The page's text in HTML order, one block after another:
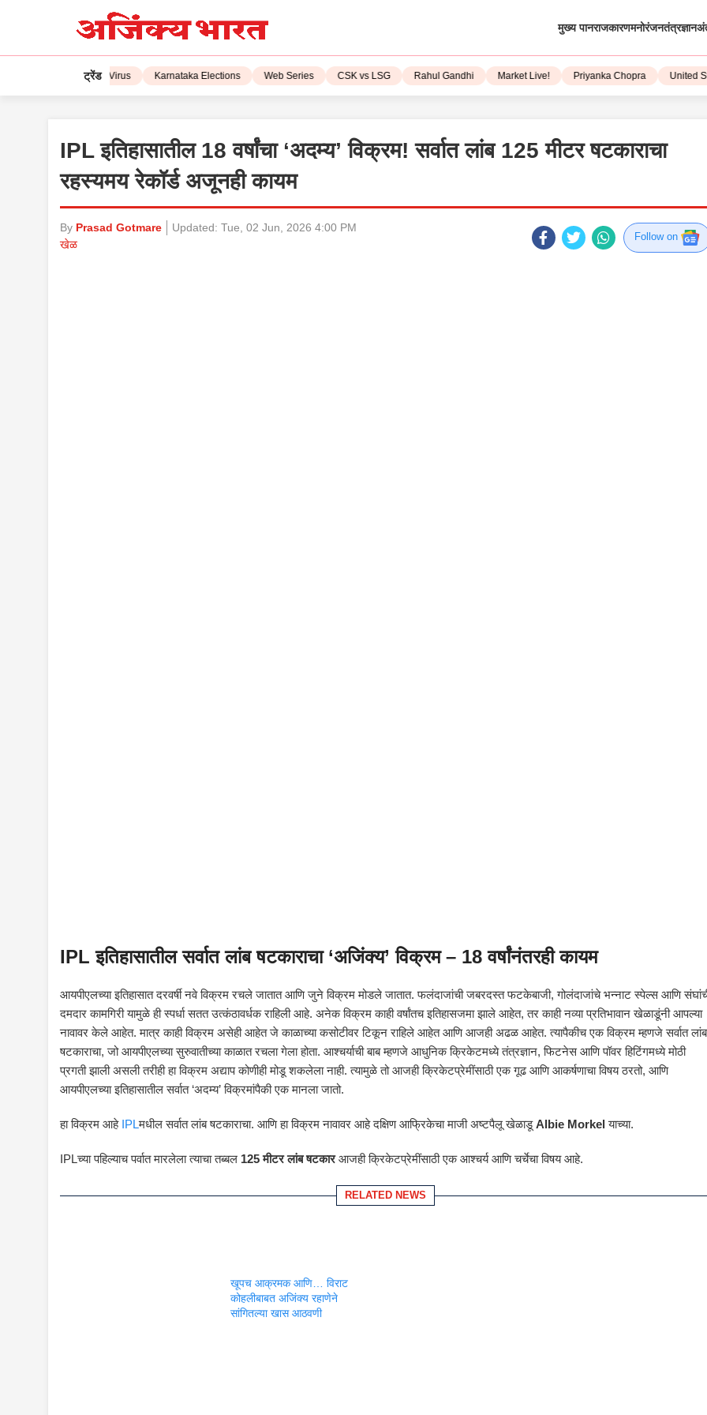
मुख्य पानराजकारणमनोरंजनतंत्रज्ञान
ट्रेंड
Corona Virus Karnataka Elections Web Series CSK vs LSG Rahul Gandhi Market Live! Priyanka Chopra United State
IPL इतिहासातील 18 वर्षांचा ‘अदम्य’ विक्रम! सर्वात लांब 125 मीटर षटकाराचा
रहस्यमय रेकॉर्ड अजूनही कायम
By Prasad Gotmare Updated: Tue, 02 Jun, 2026 4:00 PM
खेळ
Follow on
IPL इतिहासातील सर्वात लांब षटकाराचा ‘अजिंक्य’ विक्रम – 18 वर्षांनंतरही कायम
आयपीएलच्या इतिहासात दरवर्षी नवे विक्रम रचले जातात आणि जुने विक्रम मोडले जातात. फलंदाजांची जबरदस्त फटकेबाजी, गोलंदाजांचे भन्नाट स्पेल्स आणि
दमदार कामगिरी यामुळे ही स्पर्धा सतत उत्कंठावर्धक राहिली आहे. अनेक विक्रम काही वर्षांतच इतिहासजमा झाले आहेत, तर काही नव्या प्रतिभावान खेळाडूंनी आपल्या
नावावर केले आहेत. मात्र काही विक्रम असेही आहेत जे काळाच्या कसोटीवर टिकून राहिले आहेत आणि आजही अढळ आहेत. त्यापैकीच एक विक्रम म्हणजे सर्वात लांब
षटकाराचा, जो आयपीएलच्या सुरुवातीच्या काळात रचला गेला होता. आश्चर्याची बाब म्हणजे आधुनिक क्रिकेटमध्ये तंत्रज्ञान, फिटनेस आणि पॉवर हिटिंगमध्ये मोठी
प्रगती झाली असली तरीही हा विक्रम अद्याप कोणीही मोडू शकलेला नाही. त्यामुळे तो आजही क्रिकेटप्रेमींसाठी एक गूढ आणि आकर्षणाचा विषय ठरतो, आणि
आयपीएलच्या इतिहासातील सर्वात ‘अदम्य’ विक्रमांपैकी एक मानला जातो.
हा विक्रम आहे IPLमधील सर्वात लांब षटकाराचा. आणि हा विक्रम नावावर आहे दक्षिण आफ्रिकेचा माजी अष्टपैलू खेळाडूAlbie Morkel याच्या.
IPLच्या पहिल्याच पर्वात मारलेला त्याचा तब्बल 125 मीटर लांब षटकारआजही क्रिकेटप्रेमींसाठी एक आश्चर्य आणि चर्चेचा विषय आहे.
RELATED NEWS
खूपच आक्रमक आणि… विराट
कोहलीबाबत अजिंक्य रहाणेने
सांगितल्या खास आठवणी